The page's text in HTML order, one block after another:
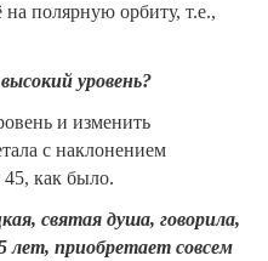
полярную орбиту, т.е.,
уровень?
и изменить
с наклонением
45, как было.
святая душа, говорила,
лет, приобретает совсем